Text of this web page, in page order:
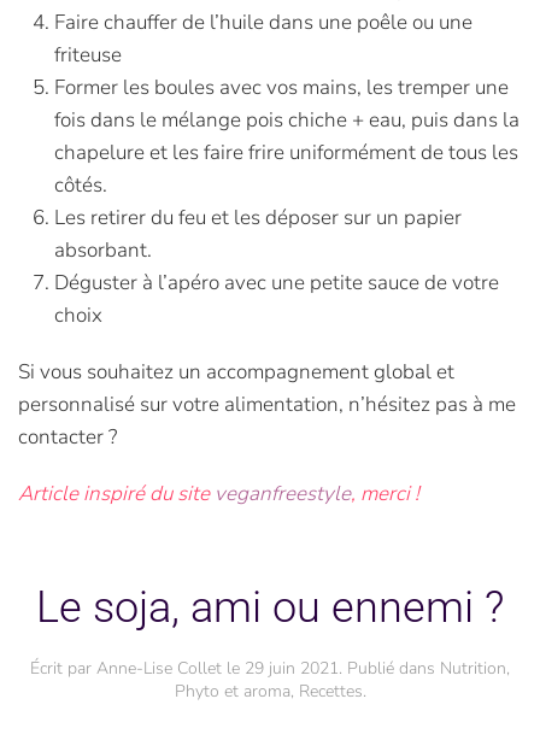
Faire chauffer de l’huile dans une poêle ou une
friteuse
Former les boules avec vos mains, les tremper une
fois dans le mélange pois chiche + eau, puis dans la
chapelure et les faire frire uniformément de tous les
côtés.
Les retirer du feu et les déposer sur un papier
absorbant.
Déguster à l’apéro avec une petite sauce de votre
choix
Si vous souhaitez un accompagnement global et
personnalisé sur votre alimentation, n’hésitez pas à me
contacter ?
Article inspiré du site veganfreestyle, merci !
Le soja, ami ou ennemi ?
Écrit par Anne-Lise Collet le 29 juin 2021. Publié dans Nutrition,
Phyto et aroma, Recettes.